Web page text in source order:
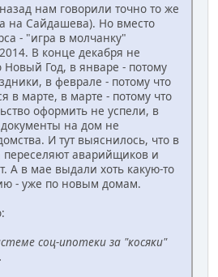
нам говорили точно то же
на Сайдашева). Но вместо
- "игра в молчанку"
В конце декабря не
Новый Год, в январе - потому
в феврале - потому что
в марте, в марте - потому что
оформить не успели, в
на дом не
И тут выяснилось, что в
аварийщиков и
А в мае выдали хоть какую-то
- уже по новым домам.
соц-ипотеки за "косяки"